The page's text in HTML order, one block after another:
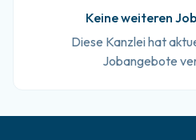
Keine weiteren
Diese Kanzlei hat
Jobangebote